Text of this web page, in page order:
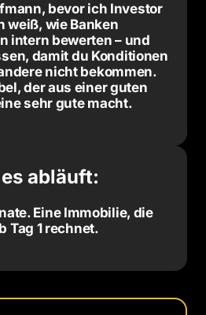
bevor ich Investor
weiß, wie Banken
intern bewerten – und
damit du Konditionen
nicht bekommen.
der aus einer guten
sehr gute macht.
abläuft:
Eine Immobilie, die
Tag 1 rechnet.